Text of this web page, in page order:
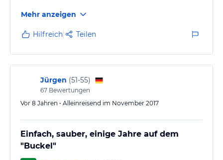
Mehr anzeigen
Hilfreich Teilen
Jürgen (51-55)
67 Bewertungen
Vor 8 Jahren • Alleinreisend im November 2017
Einfach, sauber, einige Jahre auf dem
"Buckel"